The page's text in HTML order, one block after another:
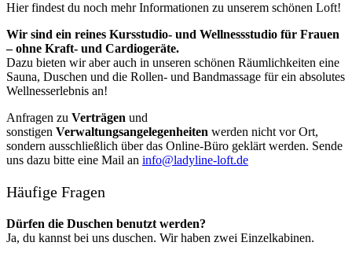
Hier findest du noch mehr Informationen zu unserem schönen Loft!
Wir sind ein reines Kursstudio- und Wellnessstudio für Frauen
– ohne Kraft- und Cardiogeräte.
Dazu bieten wir aber auch in unseren schönen Räumlichkeiten eine
Sauna, Duschen und die Rollen- und Bandmassage für ein absolutes
Wellnesserlebnis an!
Anfragen zu Verträgen und
sonstigen Verwaltungsangelegenheiten werden nicht vor Ort,
sondern ausschließlich über das Online-Büro geklärt werden. Sende
uns dazu bitte eine Mail an info@ladyline-loft.de
Häufige Fragen
Dürfen die Duschen benutzt werden?
Ja, du kannst bei uns duschen. Wir haben zwei Einzelkabinen.